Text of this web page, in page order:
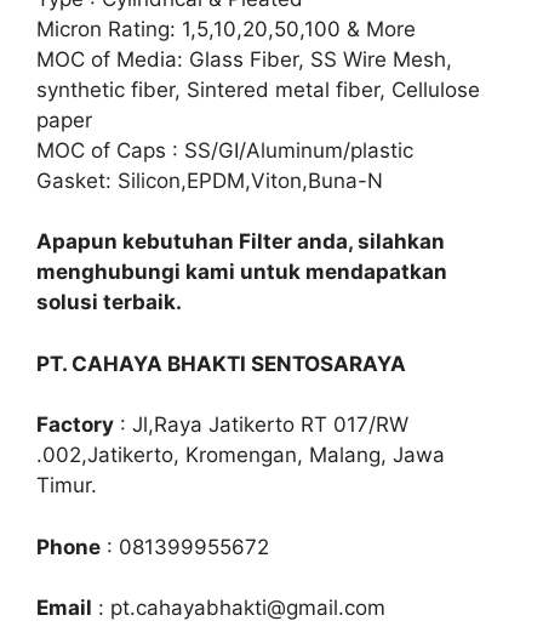
Micron Rating: 1,5,10,20,50,100 & More
MOC of Media: Glass Fiber, SS Wire Mesh,
synthetic fiber, Sintered metal fiber, Cellulose
paper
MOC of Caps : SS/GI/Aluminum/plastic
Gasket: Silicon,EPDM,Viton,Buna-N
Apapun kebutuhan Filter anda, silahkan
menghubungi kami untuk mendapatkan
solusi terbaik.
PT. CAHAYA BHAKTI SENTOSARAYA
Factory : Jl,Raya Jatikerto RT 017/RW
.002,Jatikerto, Kromengan, Malang, Jawa
Timur.
Phone : 081399955672
Email : pt.cahayabhakti@gmail.com